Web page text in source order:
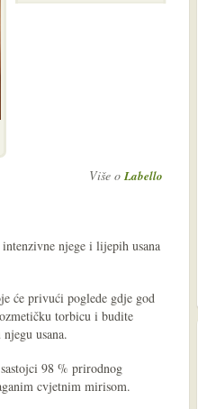
Više oLabello
njege i lijepih usana
će privući poglede gdje god
torbicu i budite
usana.
98 % prirodnog
cvjetnim mirisom.
nema